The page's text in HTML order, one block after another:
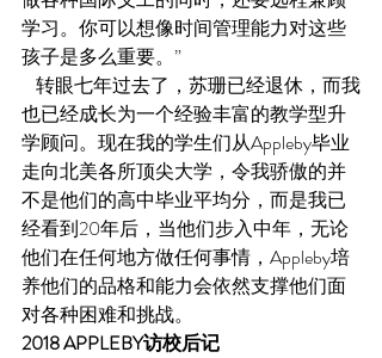
学习。你可以想像时间管理能力对这些
孩子是多么重要。”
转眼七年过去了，苏珊已经退休，而我
也已经成长为一个经验丰富的教学型升
学顾问。现在我的学生们从Appleby毕业
走向北美各所顶尖大学，令我骄傲的并
不是他们的高中毕业平均分，而是我已
经看到20年后，当他们步入中年，无论
他们在任何地方做任何事情，Appleby培
养他们的品格和能力会依然支撑他们面
对各种困难和挑战。
2018 APPLEBY访校后记